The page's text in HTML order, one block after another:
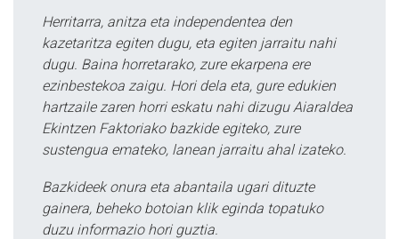
Herritarra, anitza eta independentea den
kazetaritza egiten dugu, eta egiten jarraitu nahi
dugu. Baina horretarako, zure ekarpena ere
ezinbestekoa zaigu. Hori dela eta, gure edukien
hartzaile zaren horri eskatu nahi dizugu Aiaraldea
Ekintzen Faktoriako bazkide egiteko, zure
sustengua emateko, lanean jarraitu ahal izateko.
Bazkideek onura eta abantaila ugari dituzte
gainera, beheko botoian klik eginda topatuko
duzu informazio hori guztia.